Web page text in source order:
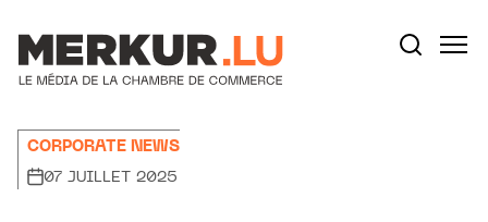
CORPORATE NEWS
07 JUILLET 2025